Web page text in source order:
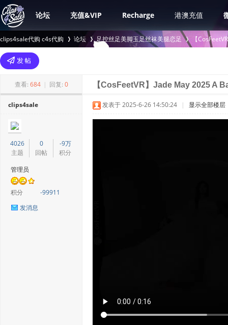
论坛 充值&VIP Recharge 港澳充值
clips4sale代购 c4s代购
>
论坛 足控丝足美脚玉足丝袜美腿恋足
›
【
查看: 684 | 回复: 0 【CosFeetVR】Jade May 2025 A
clips4sale
4026
主题
0
回帖
-9万
积分
管理员
积分
-99911
发消息
发表于 2025-6-26 14:50:24 | 显示全部楼层